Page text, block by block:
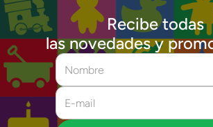
Recibe todas
las novedades y